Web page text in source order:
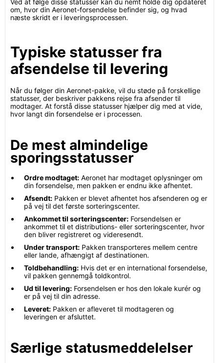
Ved at følge disse statusser kan du nemt holde dig opdateret
om, hvor din Aeronet-forsendelse befinder sig, og hvad
næste skridt er i leveringsprocessen.
Typiske statusser fra
afsendelse til levering
Når du følger din Aeronet-pakke, vil du støde på forskellige
statusser, der beskriver pakkens rejse fra afsender til
modtager. At forstå disse statusser hjælper dig med at vide,
hvor langt din forsendelse er i processen.
De mest almindelige
sporingsstatusser
Ordre modtaget: Aeronet har modtaget oplysninger om
din forsendelse, men pakken er endnu ikke afhentet.
Afsendt: Pakken er blevet afhentet hos afsenderen og er
på vej til det første sorteringscenter.
Ankommet til sorteringscenter: Forsendelsen er
ankommet til et distributions- eller sorteringscenter, hvor
den bliver registreret og videresendt.
Under transport: Pakken transporteres mellem centre
eller lande, afhængigt af destinationen.
Toldbehandling: Hvis det er en international forsendelse,
vil pakken gennemgå toldkontrol.
Ud til levering: Forsendelsen er hos den lokale kurér og
er på vej til din adresse.
Leveret: Pakken er afleveret til modtageren og
leveringen er afsluttet.
Særlige statusmeddelelser